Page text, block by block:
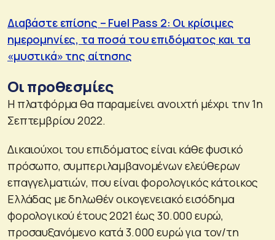
Διαβάστε επίσης – Fuel Pass 2: Οι κρίσιμες
ημερομηνίες, τα ποσά του επιδόματος και τα
«μυστικά» της αίτησης
Οι προθεσμίες
H πλατφόρμα θα παραμείνει ανοιχτή μέχρι την 1η
Σεπτεμβρίου 2022.
Δικαιούχοι του επιδόματος είναι κάθε φυσικό
πρόσωπο, συμπεριλαμβανομένων ελεύθερων
επαγγελματιών, που είναι φορολογικός κάτοικος
Ελλάδας με δηλωθέν οικογενειακό εισόδημα
φορολογικού έτους 2021 έως 30.000 ευρώ,
προσαυξανόμενο κατά 3.000 ευρώ για τον/τη